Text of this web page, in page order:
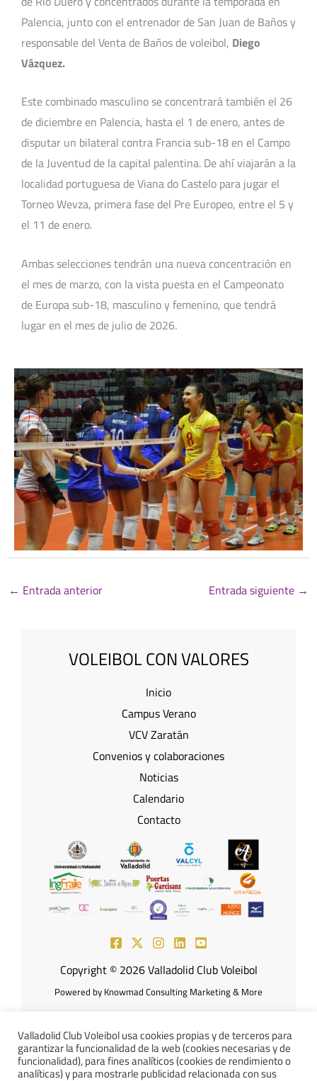
Palencia, junto con el entrenador de San Juan de Baños y
responsable del Venta de Baños de voleibol, Diego
Vázquez.
Este combinado masculino se concentrará también el 26
de diciembre en Palencia, hasta el 1 de enero, antes de
disputar un bilateral contra Francia sub-18 en el Campo
de la Juventud de la capital palentina. De ahí viajarán a la
localidad portuguesa de Viana do Castelo para jugar el
Torneo Wevza, primera fase del Pre Europeo, entre el 5 y
el 11 de enero.
Ambas selecciones tendrán una nueva concentración en
el mes de marzo, con la vista puesta en el Campeonato
de Europa sub-18, masculino y femenino, que tendrá
lugar en el mes de julio de 2026.
← Entrada anterior Entrada siguiente →
VOLEIBOL CON VALORES
Inicio
Campus Verano
VCV Zaratán
Convenios y colaboraciones
Noticias
Calendario
Contacto
Copyright © 2026 Valladolid Club Voleibol
Powered by Knowmad Consulting Marketing & More
Aviso Legal Política de
Valladolid Club Voleibol usa cookies propias y de terceros para
garantizar la funcionalidad de la web (cookies necesarias y de
funcionalidad), para fines analíticos (cookies de rendimiento o
analíticas) y para mostrarle publicidad relacionada con sus